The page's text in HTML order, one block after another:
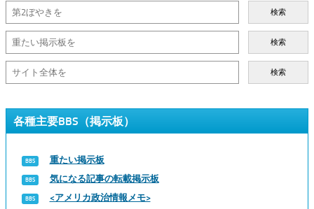
検索
検索
検索
各種主要BBS（掲示板）
重たい掲示板
気になる記事の転載掲示板
<アメリカ政治情報メモ>